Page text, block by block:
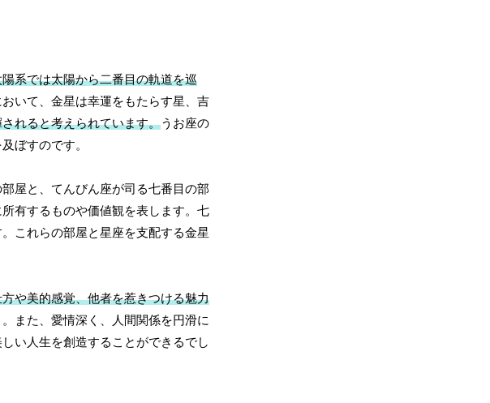
陽系では太陽から二番目の軌道を巡
いて、金星は幸運をもたらす星、吉
れると考えられています。うお座の
ぼすのです。
屋と、てんびん座が司る七番目の部
有するものや価値観を表します。七
これらの部屋と星座を支配する金星
や美的感覚、他者を惹きつける魅力
また、愛情深く、人間関係を円滑に
い人生を創造することができるでし